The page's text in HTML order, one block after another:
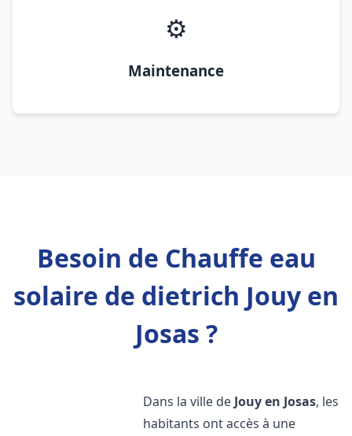
⚙️
Maintenance
Besoin de Chauffe eau
solaire de dietrich Jouy en
Josas ?
Dans la ville de Jouy en Josas, les
habitants ont accès à une